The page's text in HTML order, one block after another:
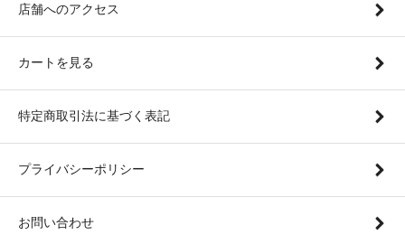
店舗へのアクセス
カートを見る
特定商取引法に基づく表記
プライバシーポリシー
お問い合わせ